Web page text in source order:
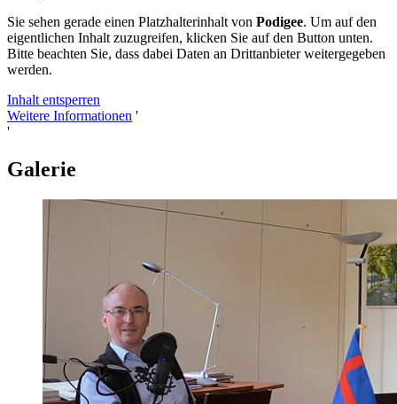
Sie sehen gerade einen Platzhalterinhalt von Podigee. Um auf den
eigentlichen Inhalt zuzugreifen, klicken Sie auf den Button unten.
Bitte beachten Sie, dass dabei Daten an Drittanbieter weitergegeben
werden.
Inhalt entsperren
Weitere Informationen '
'
Galerie